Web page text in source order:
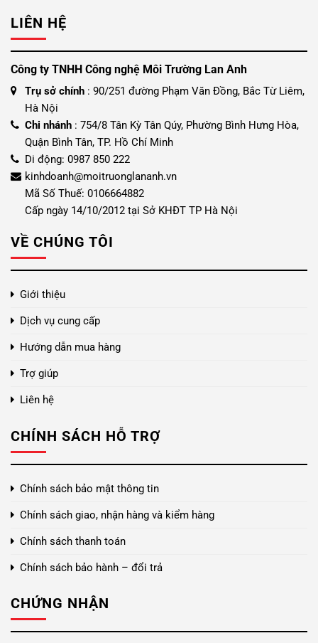
LIÊN HỆ
Công ty TNHH Công nghệ Môi Trường Lan Anh
Trụ sở chính : 90/251 đường Phạm Văn Đồng, Bắc Từ Liêm,
Hà Nội
Chi nhánh : 754/8 Tân Kỳ Tân Qúy, Phường Bình Hưng Hòa,
Quận Bình Tân, TP. Hồ Chí Minh
Di động: 0987 850 222
kinhdoanh@moitruonglananh.vn
Mã Số Thuế: 0106664882
Cấp ngày 14/10/2012 tại Sở KHĐT TP Hà Nội
VỀ CHÚNG TÔI
Giới thiệu
Dịch vụ cung cấp
Hướng dẫn mua hàng
Trợ giúp
Liên hệ
CHÍNH SÁCH HỖ TRỢ
Chính sách bảo mật thông tin
Chính sách giao, nhận hàng và kiểm hàng
Chính sách thanh toán
Chính sách bảo hành – đổi trả
CHỨNG NHẬN